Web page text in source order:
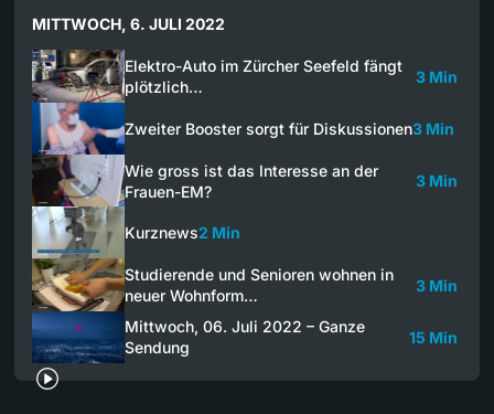
MITTWOCH, 6. JULI 2022
Elektro-Auto im Zürcher Seefeld fängt
plötzlich…
3 Min
Zweiter Booster sorgt für Diskussionen3 Min
Wie gross ist das Interesse an der
Frauen-EM?
3 Min
Kurznews2 Min
Studierende und Senioren wohnen in
neuer Wohnform…
3 Min
Mittwoch, 06. Juli 2022 – Ganze
Sendung
15 Min